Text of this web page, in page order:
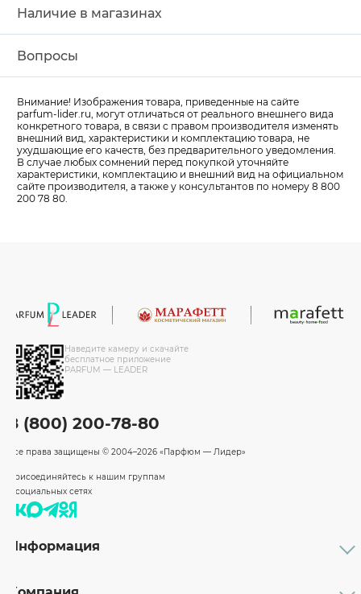
Наличие в магазинах
Вопросы
Внимание! Изображения товара, приведенные на сайте
parfum-lider.ru, могут отличаться от реального внешнего вида
конкретного товара, в связи с правом производителя изменять
внешний вид, характеристики и комплектацию товара, не
ухудшающие его качеств, без предварительного уведомления.
В случае любых сомнений перед покупкой уточняйте
характеристики, комплектацию и внешний вид на официальном
сайте производителя, а также у консультантов по номеру 8 800
200 78 80.
Наведите камеру и скачайте
бесплатное приложение
PARFUM — LEADER
8 (800) 200-78-80
Все права защищены © 2004–2026 «Парфюм — Лидер»
Присоединяйтесь к нашим группам
в социальных сетях
Информация